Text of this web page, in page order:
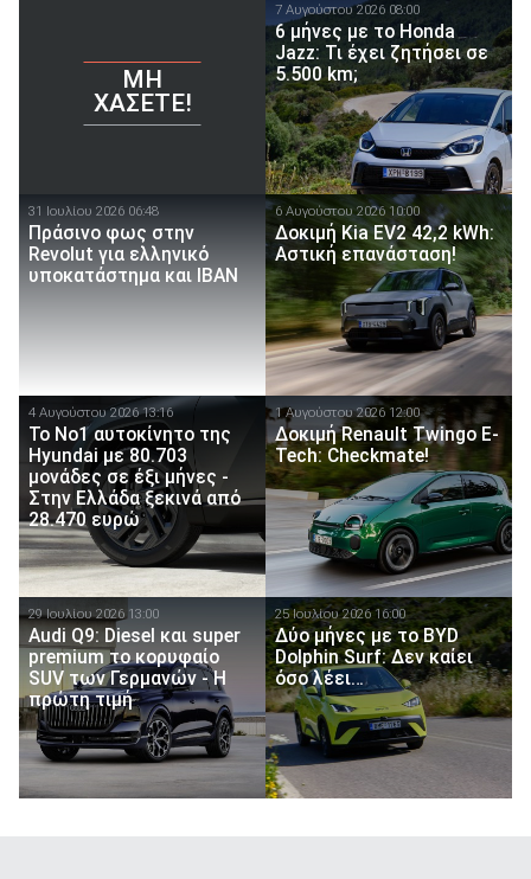
ΜΗ
ΧΆΣΕΤΕ!
7 Αυγούστου 2026 08:00
6 μήνες με το Honda
Jazz: Τι έχει ζητήσει σε
5.500 km;
31 Ιουλίου 2026 06:48
Πράσινο φως στην
Revolut για ελληνικό
υποκατάστημα και IBAN
6 Αυγούστου 2026 10:00
Δοκιμή Kia EV2 42,2 kWh:
Αστική επανάσταση!
4 Αυγούστου 2026 13:16
Το Νο1 αυτοκίνητο της
Hyundai με 80.703
μονάδες σε έξι μήνες -
Στην Ελλάδα ξεκινά από
28.470 ευρώ
1 Αυγούστου 2026 12:00
Δοκιμή Renault Twingo E-
Tech: Checkmate!
29 Ιουλίου 2026 13:00
Audi Q9: Diesel και super
premium το κορυφαίο
SUV των Γερμανών - Η
πρώτη τιμή
25 Ιουλίου 2026 16:00
Δύο μήνες με το BYD
Dolphin Surf: Δεν καίει
όσο λέει…